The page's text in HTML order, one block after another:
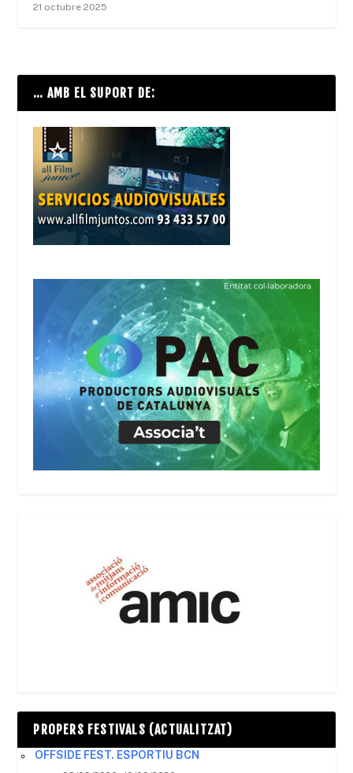
21 octubre 2025
… AMB EL SUPORT DE:
PROPERS FESTIVALS (ACTUALITZAT)
OFFSIDE FEST. ESPORTIU BCN